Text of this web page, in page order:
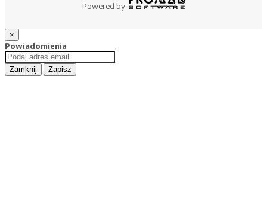
Powered by:
×
Powiadomienia
Zamknij Zapisz